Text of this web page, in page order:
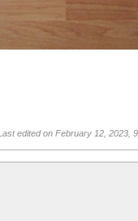
edited on February 12, 2023,